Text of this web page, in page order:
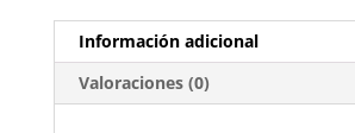
Información adicional
Valoraciones (0)